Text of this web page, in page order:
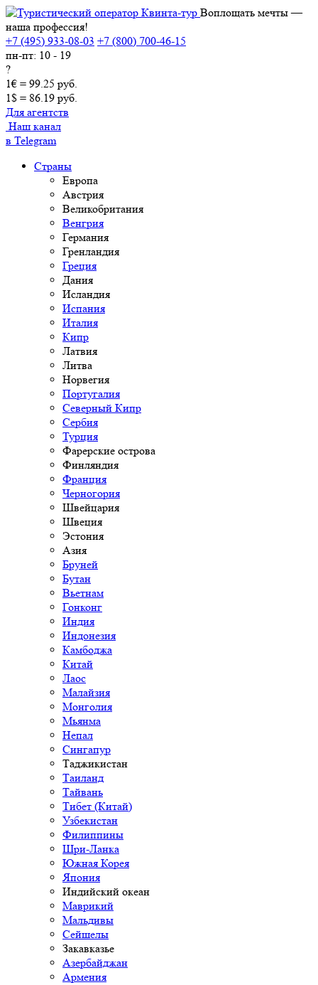
Воплощать мечты —
наша профессия!
+7 (495) 933-08-03 +7 (800) 700-46-15
пн-пт: 10 - 19
?
1€ = 99.25 руб.
1$ = 86.19 руб.
Для агентств
Наш канал
в Telegram
Страны
Европа
Австрия
Великобритания
Венгрия
Германия
Гренландия
Греция
Дания
Исландия
Испания
Италия
Кипр
Латвия
Литва
Норвегия
Португалия
Северный Кипр
Сербия
Турция
Фарерские острова
Финляндия
Франция
Черногория
Швейцария
Швеция
Эстония
Азия
Бруней
Бутан
Вьетнам
Гонконг
Индия
Индонезия
Камбоджа
Китай
Лаос
Малайзия
Монголия
Мьянма
Непал
Сингапур
Таджикистан
Таиланд
Тайвань
Тибет (Китай)
Узбекистан
Филиппины
Шри-Ланка
Южная Корея
Япония
Индийский океан
Маврикий
Мальдивы
Сейшелы
Закавказье
Азербайджан
Армения